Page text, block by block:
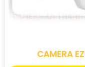
CAMERA